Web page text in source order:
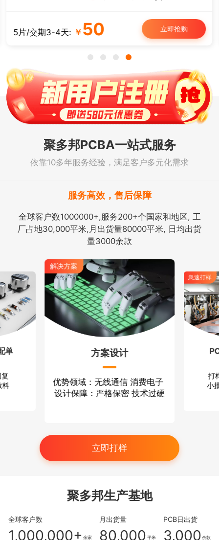
5片/交期3-4天: ￥ 50 立即抢购
聚多邦PCBA一站式服务
依靠10多年服务经验，满足客户多元化需求
服务高效，售后保障
全球客户数1000000+,服务200+个国家和地区, 工
厂占地30,000平米,月出货量80000平米, 日均出货
量3000余款
单
料
解决方案
方案设计
优势领域：无线通信 消费电子
设计保障：严格保密 技术过硬
急速打样
打
小
立即打样
聚多邦生产基地
全球客户数
1,000,000+ 余家
月出货量
80,000 平米
PCB日出货
3,000 余款